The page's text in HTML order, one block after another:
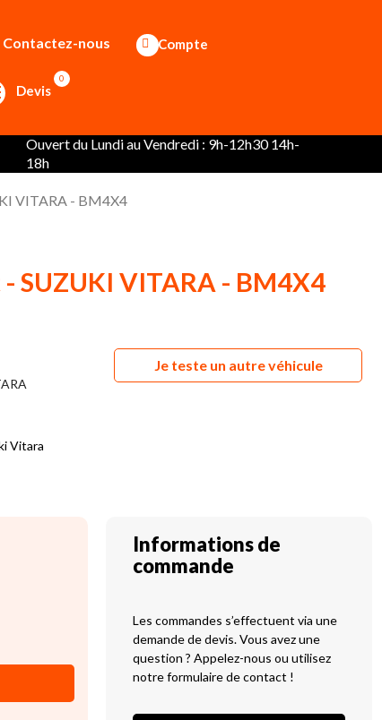
Contactez-nous Compte
Devis
0
Ouvert du Lundi au Vendredi : 9h-12h30 14h-
18h
VITARA - BM4X4
SUZUKI VITARA - BM4X4
Vitara
Je teste un autre véhicule
Informations de
commande
Les commandes s’effectuent via une
demande de devis. Vous avez une
question ? Appelez-nous ou utilisez
notre formulaire de contact !